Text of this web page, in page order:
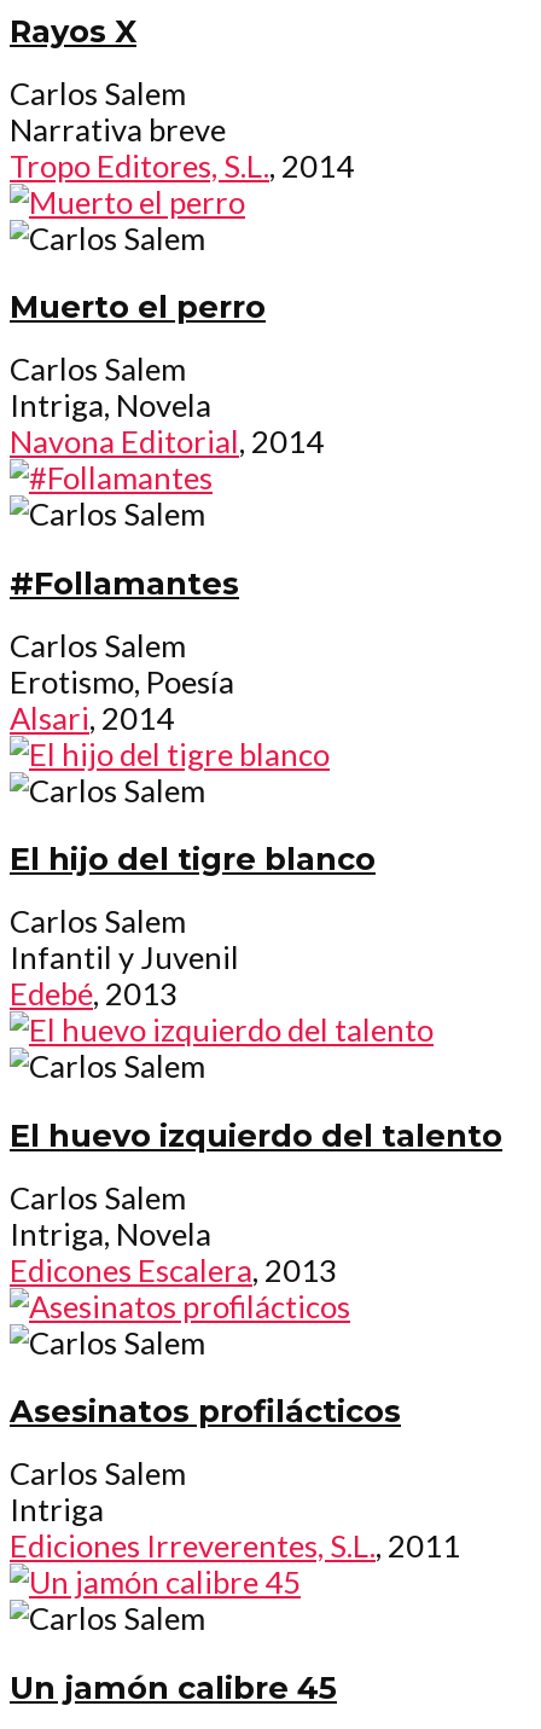
Rayos X
Carlos Salem
Narrativa breve
Tropo Editores, S.L., 2014
Muerto el perro
Carlos Salem
Intriga, Novela
Navona Editorial, 2014
#Follamantes
Carlos Salem
Erotismo, Poesía
Alsari, 2014
El hijo del tigre blanco
Carlos Salem
Infantil y Juvenil
Edebé, 2013
El huevo izquierdo del talento
Carlos Salem
Intriga, Novela
Edicones Escalera, 2013
Asesinatos profilácticos
Carlos Salem
Intriga
Ediciones Irreverentes, S.L., 2011
Un jamón calibre 45